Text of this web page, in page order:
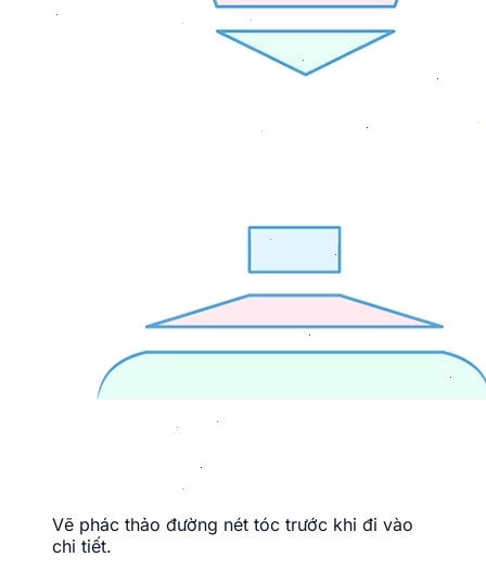
Vẽ phác thảo đường nét tóc trước khi đi vào
chi tiết.